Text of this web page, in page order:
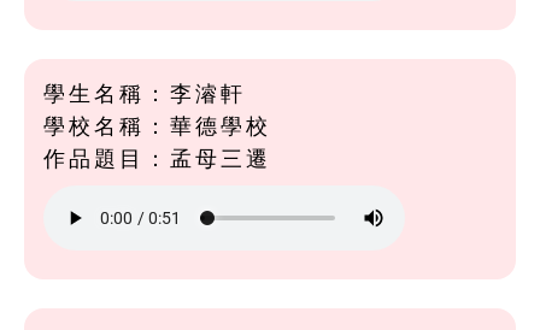
學生名稱：李濬軒
學校名稱：華德學校
作品題目：孟母三遷